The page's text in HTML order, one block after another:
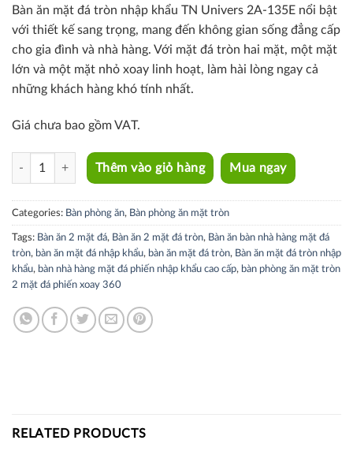
Bàn ăn mặt đá tròn nhập khẩu TN Univers 2A-135E nổi bật
với thiết kế sang trọng, mang đến không gian sống đẳng cấp
cho gia đình và nhà hàng. Với mặt đá tròn hai mặt, một mặt
lớn và một mặt nhỏ xoay linh hoạt, làm hài lòng ngay cả
những khách hàng khó tính nhất.
Giá chưa bao gồm VAT.
TN Univers 2A-135E quantity
Thêm vào giỏ hàng Mua ngay
Categories: Bàn phòng ăn, Bàn phòng ăn mặt tròn
Tags: Bàn ăn 2 mặt đá, Bàn ăn 2 mặt đá tròn, Bàn ăn bàn nhà hàng mặt đá
tròn, bàn ăn mặt đá nhập khẩu, bàn ăn mặt đá tròn, Bàn ăn mặt đá tròn nhập
khẩu, bàn nhà hàng mặt đá phiến nhập khẩu cao cấp, bàn phòng ăn mặt tròn
2 mặt đá phiến xoay 360
RELATED PRODUCTS